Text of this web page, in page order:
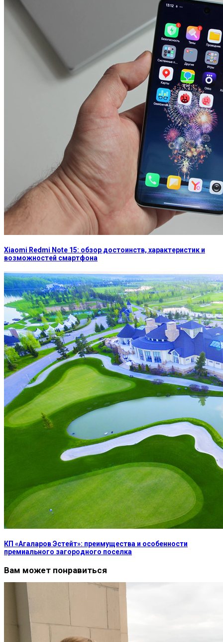
Xiaomi Redmi Note 15: обзор достоинств, характеристик и
возможностей смартфона
КП «Агаларов Эстейт»: преимущества и особенности
премиального загородного поселка
Вам может понравиться